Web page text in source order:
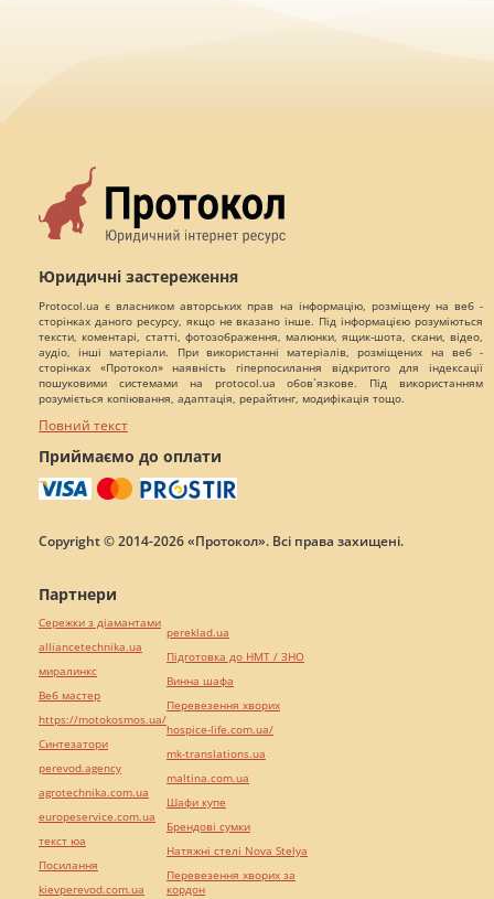
Юридичні застереження
Protocol.ua є власником авторських прав на інформацію, розміщену на веб -
сторінках даного ресурсу, якщо не вказано інше. Під інформацією розуміються
тексти, коментарі, статті, фотозображення, малюнки, ящик-шота, скани, відео,
аудіо, інші матеріали. При використанні матеріалів, розміщених на веб -
сторінках «Протокол» наявність гіперпосилання відкритого для індексації
пошуковими системами на protocol.ua обов`язкове. Під використанням
розуміється копіювання, адаптація, рерайтинг, модифікація тощо.
Повний текст
Приймаємо до оплати
Copyright © 2014-2026 «Протокол». Всі права захищені.
Партнери
Сережки з діамантами
alliancetechnika.ua
миралинкс
Веб мастер
https://motokosmos.ua/
Синтезатори
perevod.agency
agrotechnika.com.ua
europeservice.com.ua
текст юа
Посилання
kievperevod.com.ua
pereklad.ua
Підготовка до НМТ / ЗНО
Винна шафа
Перевезення хворих
hospice-life.com.ua/
mk-translations.ua
maltina.com.ua
Шафи купе
Брендові сумки
Натяжні стелі Nova Stelya
Перевезення хворих за
кордон